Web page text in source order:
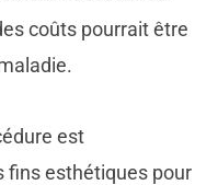
coûts pourrait être
est
fins esthétiques pour